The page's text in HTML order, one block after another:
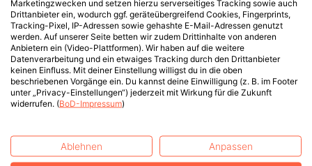
Marketingzwecken und setzen hierzu serverseitiges Tracking sowie auch
Drittanbieter ein, wodurch ggf. geräteübergreifend Cookies, Fingerprints,
Tracking-Pixel, IP-Adressen sowie gehashte E-Mail-Adressen genutzt
werden. Auf unserer Seite betten wir zudem Drittinhalte von anderen
Anbietern ein (Video-Plattformen). Wir haben auf die weitere
Datenverarbeitung und ein etwaiges Tracking durch den Drittanbieter
keinen Einfluss. Mit deiner Einstellung willigst du in die oben
beschriebenen Vorgänge ein. Du kannst deine Einwilligung (z. B. im Footer
unter „Privacy-Einstellungen“) jederzeit mit Wirkung für die Zukunft
widerrufen. (BoD-Impressum)
Ablehnen Anpassen